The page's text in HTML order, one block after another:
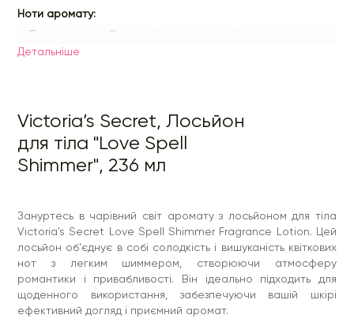
Ноти аромату:
• Верхні ноти: Соковиті акорди вишні та персика, що
надають аромату свіжість і яскравість.
• Базові ноти: Деревні ноти та м'який мускус, що
створюють на шкірі приємний і стійкий шлейф.
Основні характеристики:
• Додає вашій шкірі непомітний блиск, підкреслюючи
робить шкіру м'якою і шовковистою.
• Насолоджуйтеся чуттєвим ароматом кожного моменту,
відчуваючи в собі чарівність і спокій.
Як використовувати:
Наносити лосьйон на чисту шкіру тіла, масажними рухами,
особливо після душу або в будь-який час дня, коли вам
потрібен додатковий догляд і аромат. Для кращого
Детальнiше
Victoria’s Secret, Лосьйон
для тіла "Love Spell
Shimmer", 236 мл
Зануртесь в чарівний світ аромату з лосьйоном для тіла
Victoria's Secret Love Spell Shimmer Fragrance Lotion. Цей
лосьйон об'єднує в собі солодкість і вишуканість квіткових
нот з легким шиммером, створюючи атмосферу
романтики і привабливості. Він ідеально підходить для
щоденного використання, забезпечуючи вашій шкірі
ефективний догляд і приємний аромат.